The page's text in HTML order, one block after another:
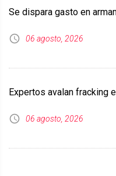
Se dispara gasto en
06 agosto, 2026
Expertos avalan fracking
06 agosto, 2026